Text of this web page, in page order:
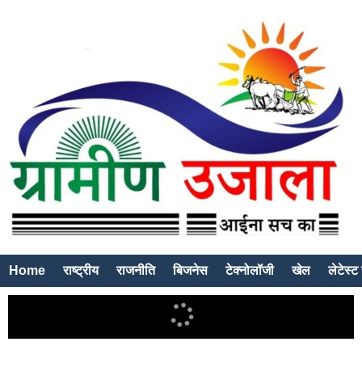
Home राष्ट्रीय राजनीति बिजनेस टेक्नोलॉजी खेल लेटेस्ट